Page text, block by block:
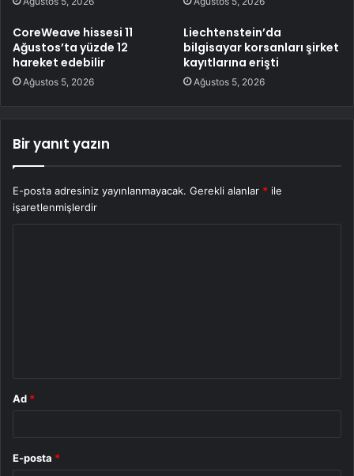
CoreWeave hissesi 11
Ağustos’ta yüzde 12
hareket edebilir
Ağustos 5, 2026
Liechtenstein’da
bilgisayar korsanları şirket
kayıtlarına erişti
Ağustos 5, 2026
Bir yanıt yazın
E-posta adresiniz yayınlanmayacak. Gerekli alanlar * ile
işaretlenmişlerdir
Ad *
E-posta *